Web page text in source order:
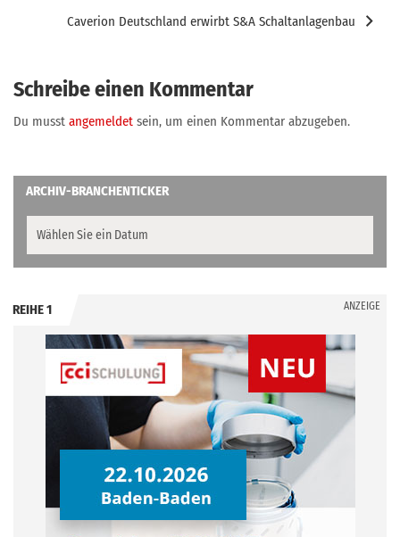
Caverion Deutschland erwirbt S&A Schaltanlagenbau
Schreibe einen Kommentar
Du musst angemeldet sein, um einen Kommentar abzugeben.
ARCHIV-BRANCHENTICKER
REIHE 1 ANZEIGE